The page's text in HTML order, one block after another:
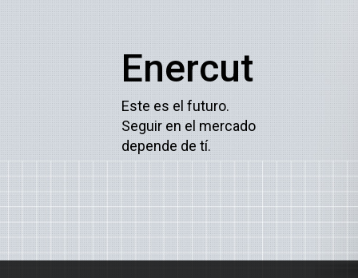
Enercut
Este es el futuro.
Seguir en el mercado
depende de tí.